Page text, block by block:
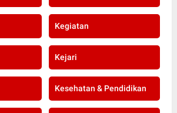
Kegiatan
Kejari
Kesehatan & Pendidikan